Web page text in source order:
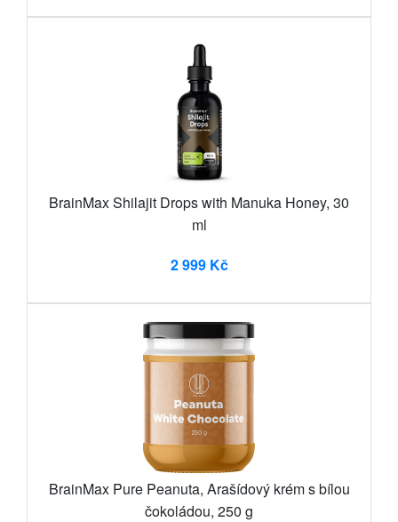
BrainMax Shilajit Drops with Manuka Honey, 30
ml
2 999 Kč
BrainMax Pure Peanuta, Arašídový krém s bílou
čokoládou, 250 g